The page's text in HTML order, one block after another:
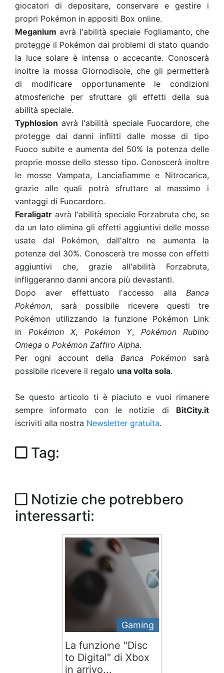
giocatori di depositare, conservare e gestire i
propri Pokémon in appositi Box online.
Meganium avrà l'abilità speciale Fogliamanto, che
protegge il Pokémon dai problemi di stato quando
la luce solare è intensa o accecante. Conoscerà
inoltre la mossa Giornodisole, che gli permetterà
di modificare opportunamente le condizioni
atmosferiche per sfruttare gli effetti della sua
abilità speciale.
Typhlosion avrà l'abilità speciale Fuocardore, che
protegge dai danni inflitti dalle mosse di tipo
Fuoco subite e aumenta del 50% la potenza delle
proprie mosse dello stesso tipo. Conoscerà inoltre
le mosse Vampata, Lanciafiamme e Nitrocarica,
grazie alle quali potrà sfruttare al massimo i
vantaggi di Fuocardore.
Feraligatr avrà l'abilità speciale Forzabruta che, se
da un lato elimina gli effetti aggiuntivi delle mosse
usate dal Pokémon, dall'altro ne aumenta la
potenza del 30%. Conoscerà tre mosse con effetti
aggiuntivi che, grazie all'abilità Forzabruta,
infliggeranno danni ancora più devastanti.
Dopo aver effettuato l'accesso alla Banca
Pokémon, sarà possibile ricevere questi tre
Pokémon utilizzando la funzione Pokémon Link
in Pokémon X, Pokémon Y, Pokémon Rubino
Omega o Pokémon Zaffiro Alpha.
Per ogni account della Banca Pokémon sarà
possibile ricevere il regalo una volta sola.
Se questo articolo ti è piaciuto e vuoi rimanere
sempre informato con le notizie di BitCity.it
iscriviti alla nostra Newsletter gratuita.
Tag:
Notizie che potrebbero
interessarti:
Gaming
La funzione "Disc
to Digital" di Xbox
in arrivo...